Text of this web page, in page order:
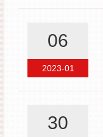
2023-01
06
30